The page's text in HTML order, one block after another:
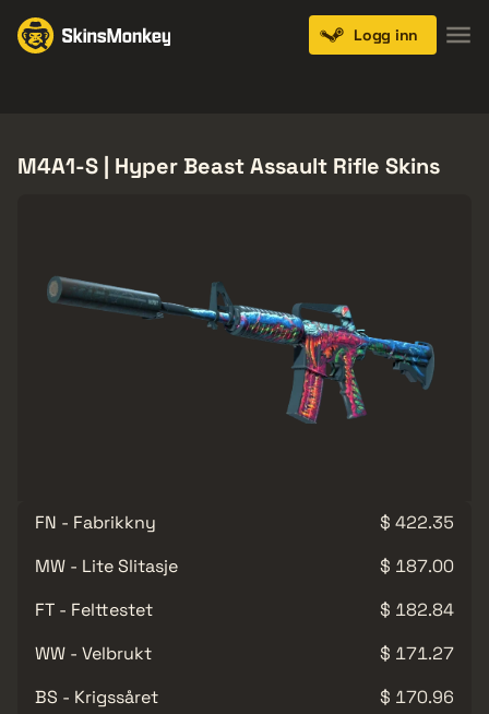
Logg inn
M4A1-S | Hyper Beast Assault Rifle Skins
FN - Fabrikkny
$ 422.35
MW - Lite Slitasje
$ 187.00
FT - Felttestet
$ 182.84
WW - Velbrukt
$ 171.27
BS - Krigssåret
$ 170.96